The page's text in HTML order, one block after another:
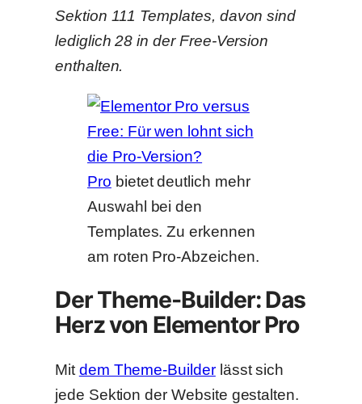
Sektion 111 Templates, davon sind
lediglich 28 in der Free-Version
enthalten.
Pro bietet deutlich mehr
Auswahl bei den
Templates. Zu erkennen
am roten Pro-Abzeichen.
Der Theme-Builder: Das
Herz von Elementor Pro
Mit dem Theme-Builderlässt sich
jede Sektion der Website gestalten.